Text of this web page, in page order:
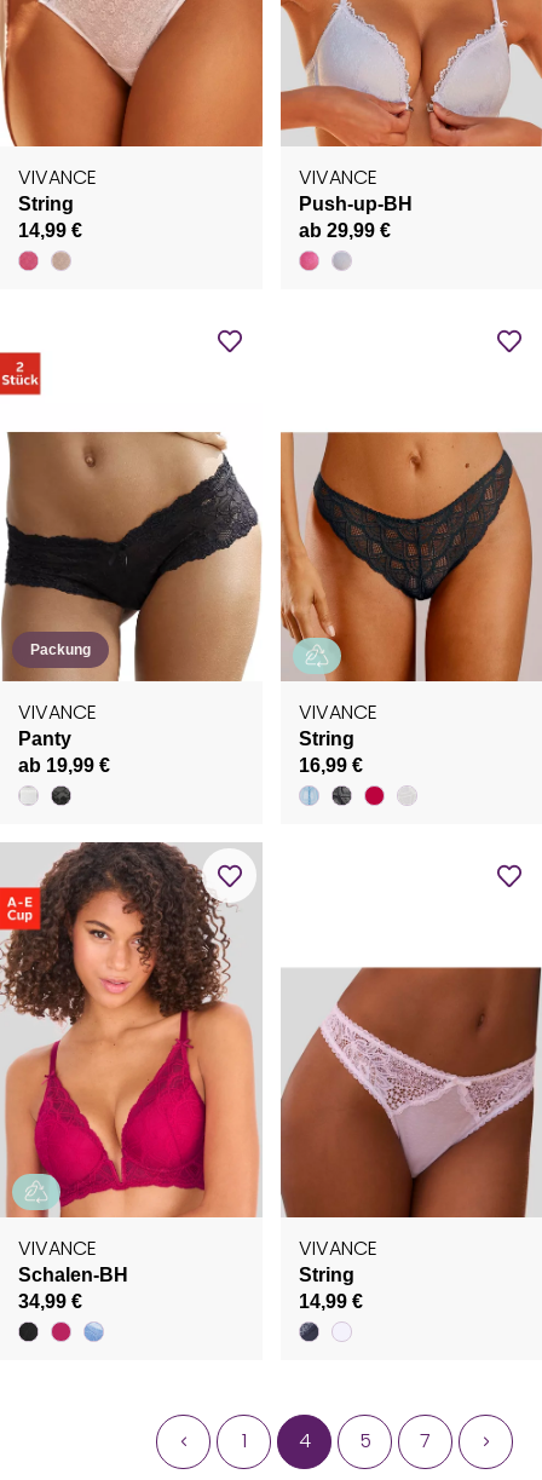
VIVANCE
String
14,99 €
VIVANCE
Push-up-BH
ab 29,99 €
Packung
VIVANCE
Panty
ab 19,99 €
VIVANCE
String
16,99 €
VIVANCE
Schalen-BH
34,99 €
VIVANCE
String
14,99 €
1 4 5 7